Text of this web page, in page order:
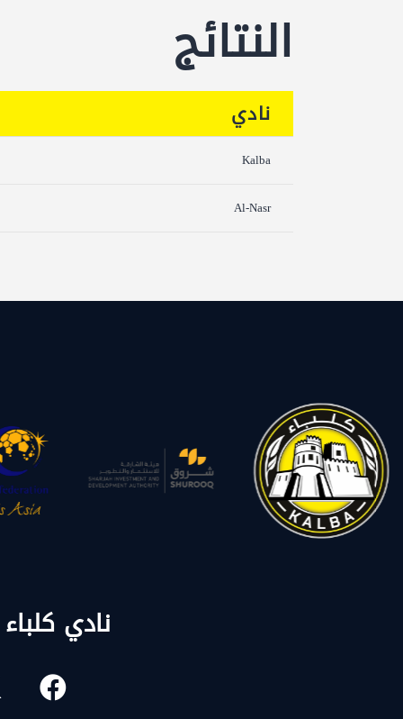
النتائج
نادي
Kalba
Al-Nasr
نادي